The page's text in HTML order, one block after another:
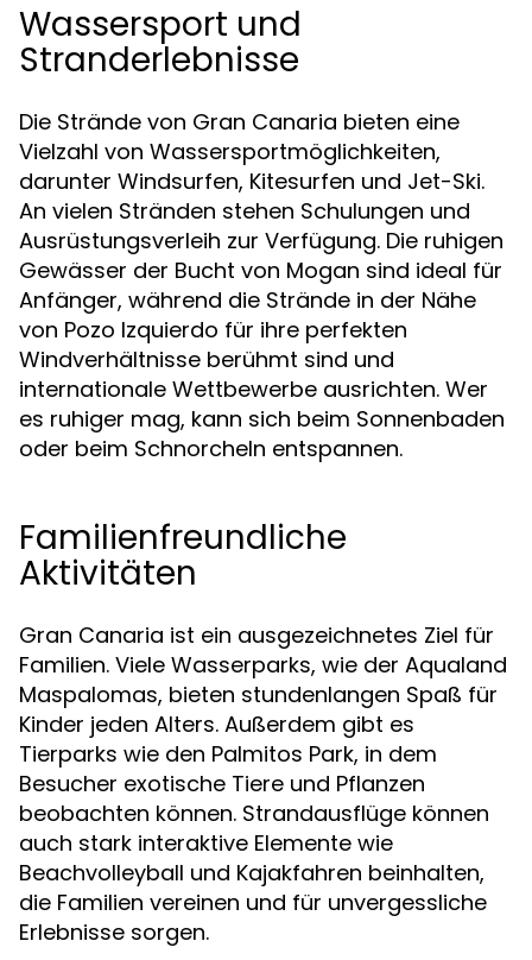
Wassersport und
Stranderlebnisse
Die Strände von Gran Canaria bieten eine
Vielzahl von Wassersportmöglichkeiten,
darunter Windsurfen, Kitesurfen und Jet-Ski.
An vielen Stränden stehen Schulungen und
Ausrüstungsverleih zur Verfügung. Die ruhigen
Gewässer der Bucht von Mogan sind ideal für
Anfänger, während die Strände in der Nähe
von Pozo Izquierdo für ihre perfekten
Windverhältnisse berühmt sind und
internationale Wettbewerbe ausrichten. Wer
es ruhiger mag, kann sich beim Sonnenbaden
oder beim Schnorcheln entspannen.
Familienfreundliche
Aktivitäten
Gran Canaria ist ein ausgezeichnetes Ziel für
Familien. Viele Wasserparks, wie der Aqualand
Maspalomas, bieten stundenlangen Spaß für
Kinder jeden Alters. Außerdem gibt es
Tierparks wie den Palmitos Park, in dem
Besucher exotische Tiere und Pflanzen
beobachten können. Strandausflüge können
auch stark interaktive Elemente wie
Beachvolleyball und Kajakfahren beinhalten,
die Familien vereinen und für unvergessliche
Erlebnisse sorgen.